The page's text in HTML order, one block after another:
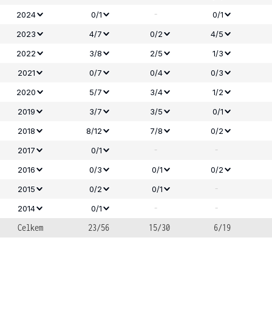
2024 0/1 -
0/1
2023
4/7 0/2
4/5
2022
3/8 2/5
1/3
2021
0/7 0/4
0/3
2020
5/7 3/4
1/2
2019
3/7 3/5
0/1
2018
8/12 7/8
0/2
2017
0/1 - -
2016 0/3 0/1
0/2
2015
0/2 0/1 -
2014 0/1 -
-
Celkem
23/56 15/30 6/19